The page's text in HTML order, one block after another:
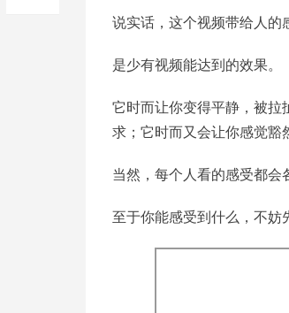
说实话，这个视频带给人的
是少有视频能达到的效果。
它时而让你变得平静，被拉
求；它时而又会让你感觉
当然，每个人看的感受都会
至于你能感受到什么，不妨